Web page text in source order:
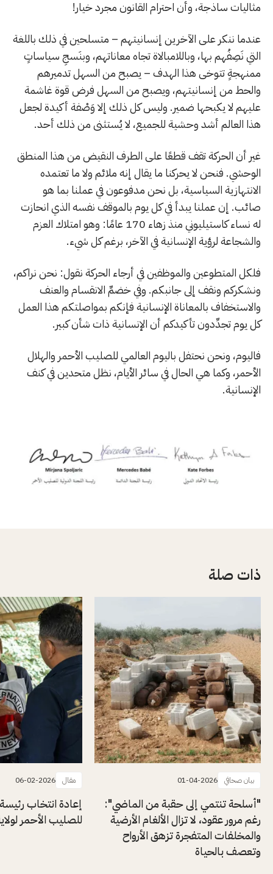
مثاليات ساذجة، وأن احترام القانون مجرد خيار!
عندما ننكر على الآخرين إنسانيتهم – متسلحين في ذلك باللغة
التي نَصِفُهم بها، وباللامبالاة تجاه معاناتهم، وبنَسجِ سياساتٍ
ممنهجةٍ تتوخى هذا الهدف – يصبح من السهل تدميرهم
والحط من إنسانيتهم، ويصبح من السهل فرض قوة غاشمة
عليهم لا يكبحها ضمير. وليس كل ذلك إلا وَصْفة أكيدة لجعل
هذا العالم أشد وحشية للجميع، لا يُستثنى من ذلك أحد.
غير أن الحركة تقف قطعًا على الطرف النقيض من هذا المنطق
الوحشي. فنحن لا يحركنا ما يقال إنه ملائم ولا ما تعتمده
الانتهازية السياسية، بل نحن مدفوعون في عملنا بما هو
صائب. إن عملنا يبدأ في كل يوم بالموقف نفسه الذي انحازت
له نساء كاستيليوني منذ زهاء 170 عامًا: وهو امتلاك العزم
والشجاعة لرؤية الإنسانية في الآخر، برغم كل شيء.
فلكل المتطوعين والموظفين في أرجاء الحركة نقول: نحن نراكم،
ونشكركم ونقف إلى جانبكم. وفي خضمِّ الانقسام والعنف
والاستخفاف بالمعاناة الإنسانية فإنكم بمواصلتكم هذا العمل
كل يوم تجدِّدون تأكيدكم أن الإنسانية ذات شأن كبير.
فاليوم، ونحن نحتفل باليوم العالمي للصليب الأحمر والهلال
الأحمر، وكما هي الحال في سائر الأيام، نظل متحدين في كنف
الإنسانية.
ذات صلة
بيان صحافي 01-04-2026
"أسلحة تنتمي إلى حقبة من الماضي":
رغم مرور عقود، لا تزال الألغام الأرضية
والمخلفات المتفجرة تزهق الأرواح
وتعصف بالحياة
مقال 06-02-2026
إعادة انتخاب رئيسة
للصليب الأحمر